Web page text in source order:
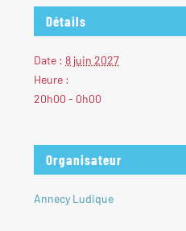
Détails
Date : 8 juin 2027
Heure :
20h00 - 0h00
Organisateur
Annecy Ludique